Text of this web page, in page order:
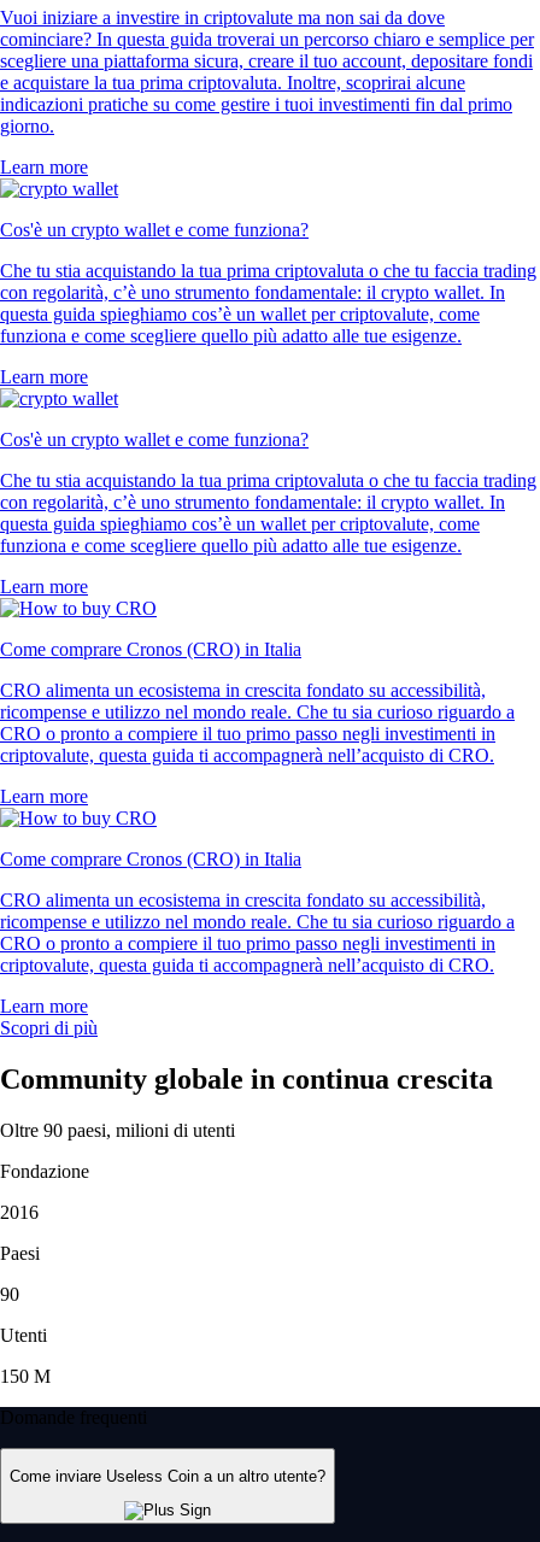
Vuoi iniziare a investire in criptovalute ma non sai da dove
cominciare? In questa guida troverai un percorso chiaro e semplice per
scegliere una piattaforma sicura, creare il tuo account, depositare fondi
e acquistare la tua prima criptovaluta. Inoltre, scoprirai alcune
indicazioni pratiche su come gestire i tuoi investimenti fin dal primo
giorno.
Learn more
Cos'è un crypto wallet e come funziona?
Che tu stia acquistando la tua prima criptovaluta o che tu faccia trading
con regolarità, c’è uno strumento fondamentale: il crypto wallet. In
questa guida spieghiamo cos’è un wallet per criptovalute, come
funziona e come scegliere quello più adatto alle tue esigenze.
Learn more
Cos'è un crypto wallet e come funziona?
Che tu stia acquistando la tua prima criptovaluta o che tu faccia trading
con regolarità, c’è uno strumento fondamentale: il crypto wallet. In
questa guida spieghiamo cos’è un wallet per criptovalute, come
funziona e come scegliere quello più adatto alle tue esigenze.
Learn more
Come comprare Cronos (CRO) in Italia
CRO alimenta un ecosistema in crescita fondato su accessibilità,
ricompense e utilizzo nel mondo reale. Che tu sia curioso riguardo a
CRO o pronto a compiere il tuo primo passo negli investimenti in
criptovalute, questa guida ti accompagnerà nell’acquisto di CRO.
Learn more
Come comprare Cronos (CRO) in Italia
CRO alimenta un ecosistema in crescita fondato su accessibilità,
ricompense e utilizzo nel mondo reale. Che tu sia curioso riguardo a
CRO o pronto a compiere il tuo primo passo negli investimenti in
criptovalute, questa guida ti accompagnerà nell’acquisto di CRO.
Learn more
Scopri di più
Community globale in continua crescita
Oltre 90 paesi, milioni di utenti
Fondazione
2016
Paesi
90
Utenti
150 M
Domande frequenti
Come inviare Useless Coin a un altro utente?